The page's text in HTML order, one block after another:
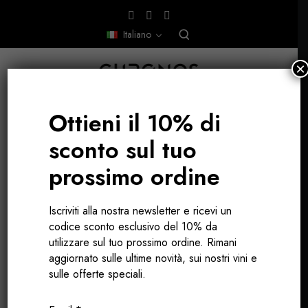
Italiano
MONTALCINO - TOSCANA, ITALIA
Ottieni il 10% di
sconto sul tuo
prossimo ordine
Iscriviti alla nostra newsletter e ricevi un
codice sconto esclusivo del 10% da
utilizzare sul tuo prossimo ordine. Rimani
aggiornato sulle ultime novità, sui nostri vini e
sulle offerte speciali.
×